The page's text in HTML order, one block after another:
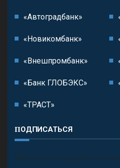
«Автоградбанк»
«Новикомбанк»
«Внешпромбанк»
«Банк ГЛОБЭКС»
«ТРАСТ»
ПОДПИСАТЬСЯ
П олучить последние